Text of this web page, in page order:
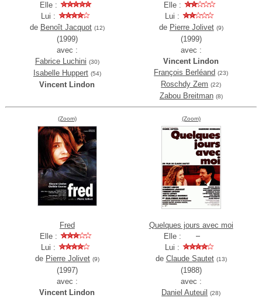
Elle :
Lui :
de Benoît Jacquot (12)
(1999)
avec :
Fabrice Luchini (30)
Isabelle Huppert (54)
Vincent Lindon
Elle :
Lui :
de Pierre Jolivet (9)
(1999)
avec :
Vincent Lindon
François Berléand (23)
Roschdy Zem (22)
Zabou Breitman (8)
(Zoom)
Fred
Elle :
Lui :
de Pierre Jolivet (9)
(1997)
avec :
Vincent Lindon
(Zoom)
Quelques jours avec moi
Elle :
Lui :
de Claude Sautet (13)
(1988)
avec :
Daniel Auteuil
(28)